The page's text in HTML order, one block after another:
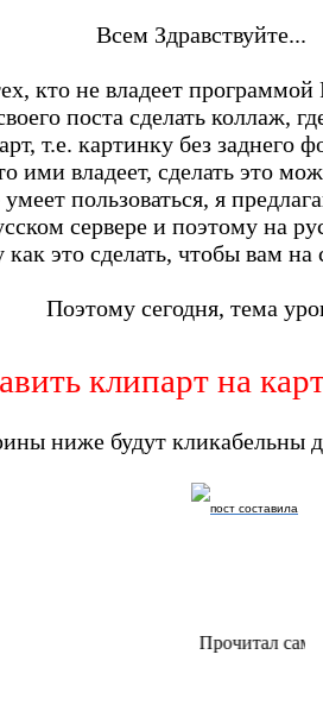
Всем Здравствуйте...
кто не владеет
поста сделать коллаж,
т.е. картинку без заднего
ими владеет, сделать это
пользоваться, я
сервере и поэтому на
это сделать, чтобы вам на
Поэтому сегодня, тема
клипарт на
ниже будут кликабельны
пост составила
Прочитал сам - покажи